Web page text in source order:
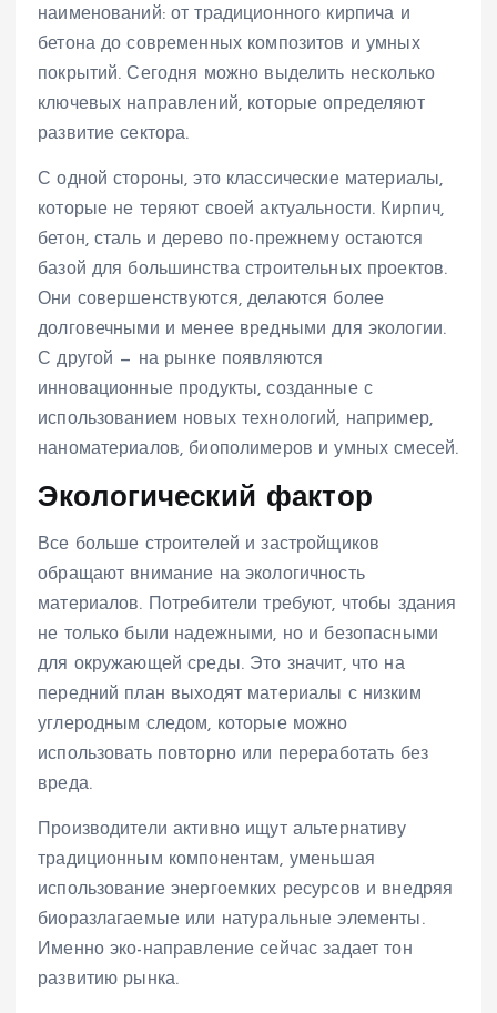
наименований: от традиционного кирпича и
бетона до современных композитов и умных
покрытий. Сегодня можно выделить несколько
ключевых направлений, которые определяют
развитие сектора.
С одной стороны, это классические материалы,
которые не теряют своей актуальности. Кирпич,
бетон, сталь и дерево по-прежнему остаются
базой для большинства строительных проектов.
Они совершенствуются, делаются более
долговечными и менее вредными для экологии.
С другой — на рынке появляются
инновационные продукты, созданные с
использованием новых технологий, например,
наноматериалов, биополимеров и умных смесей.
Экологический фактор
Все больше строителей и застройщиков
обращают внимание на экологичность
материалов. Потребители требуют, чтобы здания
не только были надежными, но и безопасными
для окружающей среды. Это значит, что на
передний план выходят материалы с низким
углеродным следом, которые можно
использовать повторно или переработать без
вреда.
Производители активно ищут альтернативу
традиционным компонентам, уменьшая
использование энергоемких ресурсов и внедряя
биоразлагаемые или натуральные элементы.
Именно эко-направление сейчас задает тон
развитию рынка.